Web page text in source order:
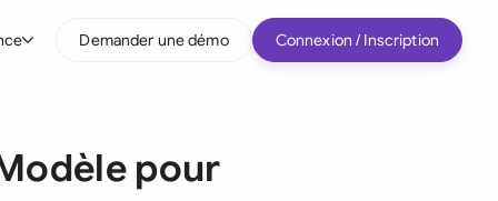
Entreprises intermédiaires
Demander une démo Connexion / Inscription
pour